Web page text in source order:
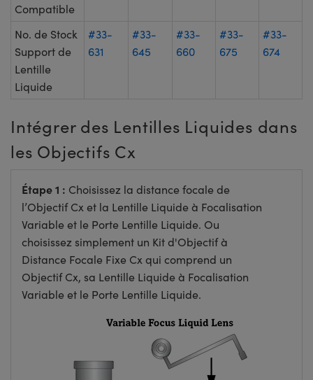
Compatible
No. de Stock
Support de
Lentille
Liquide
#33-
631
#33-
645
#33-
660
#33-
675
#33-
674
Intégrer des Lentilles Liquides dans
les Objectifs Cx
Étape 1 : Choisissez la distance focale de
l’Objectif Cx et la Lentille Liquide à Focalisation
Variable et le Porte Lentille Liquide. Ou
choisissez simplement un Kit d'Objectif à
Distance Focale Fixe Cx qui comprend un
Objectif Cx, sa Lentille Liquide à Focalisation
Variable et le Porte Lentille Liquide.